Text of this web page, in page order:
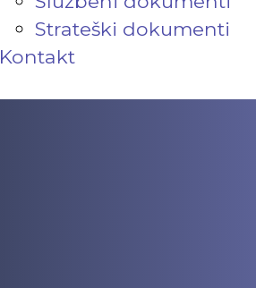
Strateški dokumenti
Kontakt